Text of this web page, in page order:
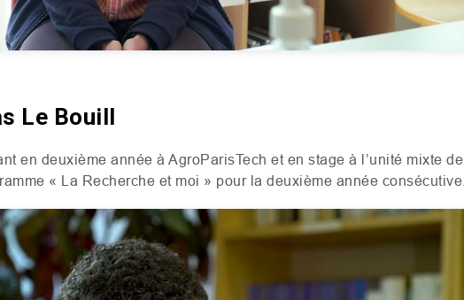
Le Bouill
en deuxième année à AgroParisTech et en stage à l’unité mixte de
« La Recherche et moi » pour la deuxième année consécutive.